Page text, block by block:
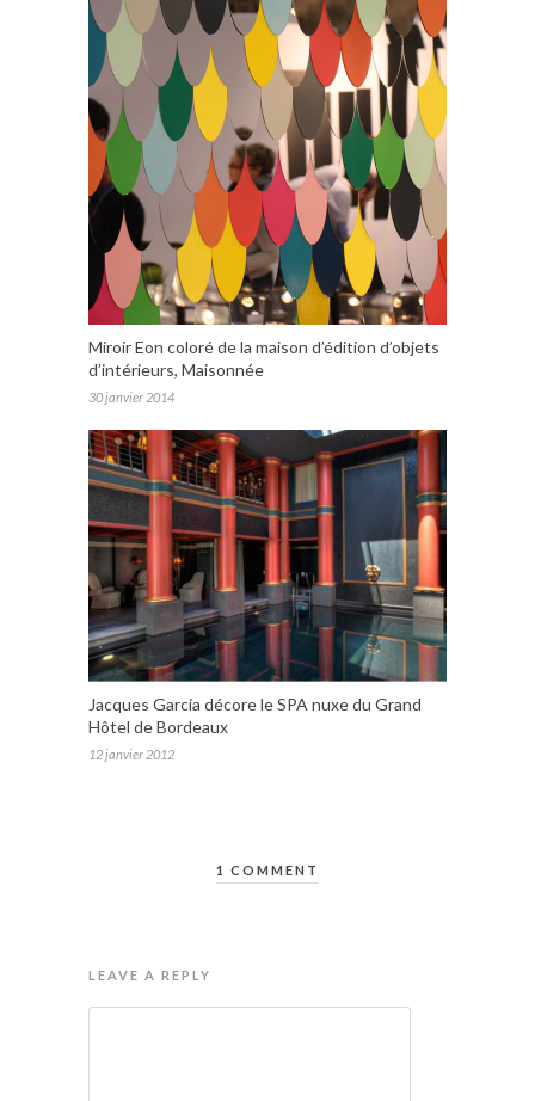
Miroir Eon coloré de la maison d’édition d’objets
d’intérieurs, Maisonnée
30 janvier 2014
Jacques Garcia décore le SPA nuxe du Grand
Hôtel de Bordeaux
12 janvier 2012
1 COMMENT
LEAVE A REPLY